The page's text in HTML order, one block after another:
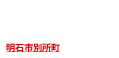
明石市別所町